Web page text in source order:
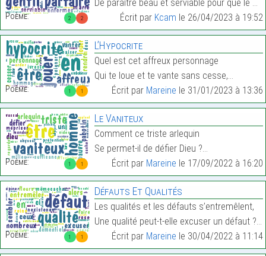
2 2
Poème:
De paraître beau et serviable pour que le monde l’…
Écrit par Kcam le 26/04/2023 à 19:52
1 1
Poème:
L’Hypocrite
Quel est cet affreux personnage
Qui te loue et te vante sans cesse,…
Écrit par Mareine le 31/01/2023 à 13:36
1 1
Poème:
Le Vaniteux
Comment ce triste arlequin
Se permet-il de défier Dieu ?…
Écrit par Mareine le 17/09/2022 à 16:20
1 1
Poème:
Défauts Et Qualités
Les qualités et les défauts s’entremêlent,
Une qualité peut-t-elle excuser un défaut ?…
Écrit par Mareine le 30/04/2022 à 11:14